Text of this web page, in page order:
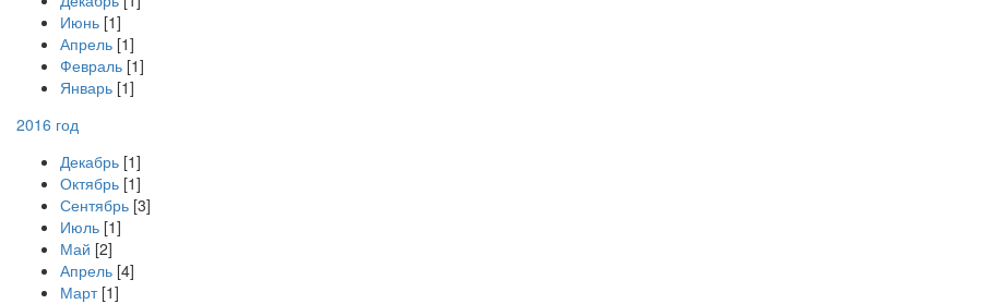
Июнь [1]
Апрель [1]
Февраль [1]
Январь [1]
2016 год
Декабрь [1]
Октябрь [1]
Сентябрь [3]
Июль [1]
Май [2]
Апрель [4]
Март[1]